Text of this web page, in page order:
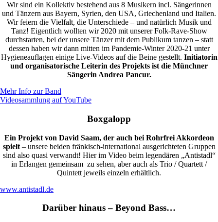
Wir sind ein Kollektiv bestehend aus 8 Musikern incl. Sängerinnen
und Tänzern aus Bayern, Syrien, den USA, Griechenland und Italien.
Wir feiern die Vielfalt, die Unterschiede – und natürlich Musik und
Tanz! Eigentlich wollten wir 2020 mit unserer Folk-Rave-Show
durchstarten, bei der unsere Tänzer mit dem Publikum tanzen – statt
dessen haben wir dann mitten im Pandemie-Winter 2020-21 unter
Hygieneauflagen einige Live-Videos auf die Beine gestellt. Initiatorin
und organisatorische Leiterin des Projekts ist die Münchner
Sängerin Andrea Pancur.
Mehr Info zur Band
Videosammlung auf YouTube
Boxgalopp
Ein Projekt von David Saam, der auch bei Rohrfrei Akkordeon
spielt– unsere beiden fränkisch-international ausgerichteten Gruppen
sind also quasi verwandt! Hier im Video beim legendären „Antistadl“
in Erlangen gemeinsam zu sehen, aber auch als Trio / Quartett /
Quintett jeweils einzeln erhältlich.
www.antistadl.de
Darüber hinaus – Beyond Bass…